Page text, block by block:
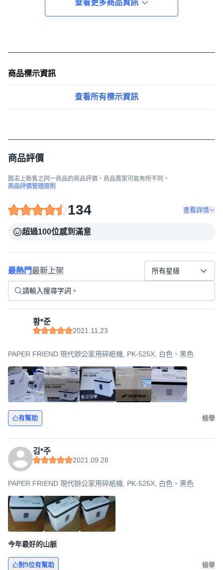
查看更多商品資訊
商品標示資訊
查看所有標示資訊
商品評價
酷澎上販售之同一商品的商品評價，商品賣家可能有所不同。
商品評價管理原則
134 查看詳情
超過100位感到滿意
最熱門最新上架 所有星級
황*준
2021.11.23
PAPER FRIEND 現代辦公家用碎紙機, PK-525X, 白色、黑色
有幫助 檢舉
김*주
2021.09.28
PAPER FRIEND 現代辦公家用碎紙機, PK-525X, 白色、黑色
今年最好的山脈
對5位有幫助 檢舉